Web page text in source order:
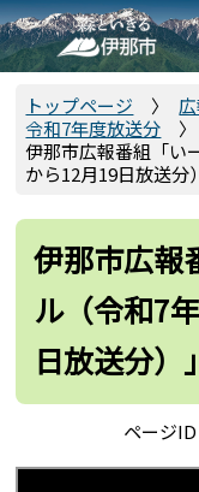
こ
の
ペ
頭
トップページ
令和7年度放送分
伊那市広報番組「い
から12月19日放送分
伊那市広報
ル（令和7
日放送分）」
ページ